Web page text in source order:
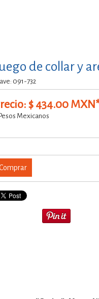
de collar y
091-732
$ 434.00
Mexicanos